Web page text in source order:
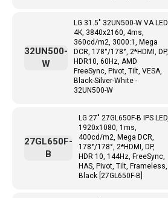
LG 31.5" 32UN500-W VA LED
4K, 3840x2160, 4ms,
360cd/m2, 3000:1, Mega
DCR, 178°/178°, 2*HDMI, DP,
HDR10, 60Hz, AMD
FreeSync, Pivot, Tilt, VESA,
Black-Silver-White -
32UN500-W
32UN500-
W
LG 27" 27GL650F-B IPS LED,
1920x1080, 1ms,
400cd/m2, Mega DCR,
178°/178°, 2*HDMI, DP,
HDR 10, 144Hz, FreeSync,
HAS, Pivot, Tilt, Frameless,
Black [27GL650F-B]
27GL650F-
B